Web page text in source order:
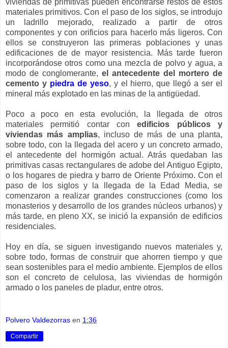
viviendas de primitivas pueden encontrarse restos de estos
materiales primitivos. Con el paso de los siglos, se introdujo
un ladrillo mejorado, realizado a partir de otros
componentes y con orificios para hacerlo más ligeros. Con
ellos se construyeron las primeras poblaciones y unas
edificaciones de de mayor resistencia. Más tarde fueron
incorporándose otros como una mezcla de polvo y agua, a
modo de conglomerante, el antecedente del mortero de
cemento y piedra de yeso, y el hierro, que llegó a ser el
mineral más explotado en las minas de la antigüedad.
Poco a poco en esta evolución, la llegada de otros
materiales permitió contar conedificios públicos y
viviendas más amplias, incluso de más de una planta,
sobre todo, con la llegada del acero y un concreto armado,
el antecedente del hormigón actual. Atrás quedaban las
primitivas casas rectangulares de adobe del Antiguo Egipto,
o los hogares de piedra y barro de Oriente Próximo. Con el
paso de los siglos y la llegada de la Edad Media, se
comenzaron a realizar grandes construcciones (como los
monasterios y desarrollo de los grandes núcleos urbanos) y
más tarde, en pleno XX, se inició la expansión de edificios
residenciales.
Hoy en día, se siguen investigando nuevos materiales y,
sobre todo, formas de construir que ahorren tiempo y que
sean sostenibles para el medio ambiente. Ejemplos de ellos
son el concreto de celulosa, las viviendas de hormigón
armado o los paneles de pladur, entre otros.
Polvero Valdezorras en 1:36
Compartir